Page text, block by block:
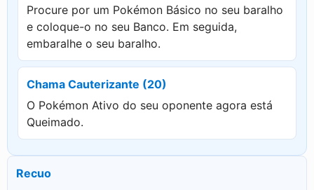
Procure por um Pokémon Básico no seu baralho
e coloque-o no seu Banco. Em seguida,
embaralhe o seu baralho.
Chama Cauterizante (20)
O Pokémon Ativo do seu oponente agora está
Queimado.
Recuo